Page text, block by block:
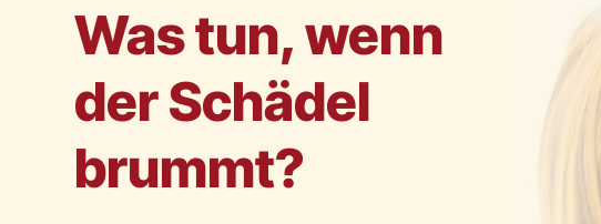
Was tun, wenn
der Schädel
brummt?